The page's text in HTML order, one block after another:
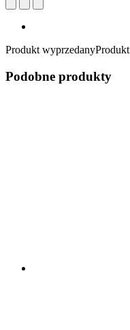
Produkt wyprzedany
Podobne produkty